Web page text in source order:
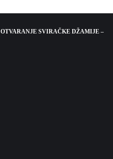
OTVARANJE SVIRAČKE DŽAMIJE –